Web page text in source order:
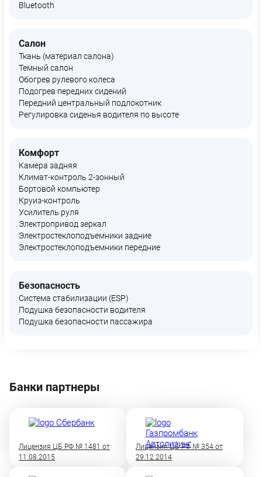
Bluetooth
Салон
Ткань (материал салона)
Темный салон
Обогрев рулевого колеса
Подогрев передних сидений
Передний центральный подлокотник
Регулировка сиденья водителя по высоте
Комфорт
Камера задняя
Климат-контроль 2-зонный
Бортовой компьютер
Круиз-контроль
Усилитель руля
Электропривод зеркал
Электростеклоподъемники задние
Электростеклоподъемники передние
Безопасность
Система стабилизации (ESP)
Подушка безопасности водителя
Подушка безопасности пассажира
Банки партнеры
Лицензия ЦБ РФ № 1481 от
11.08.2015
Лицензия ЦБ РФ № 354 от
29.12.2014